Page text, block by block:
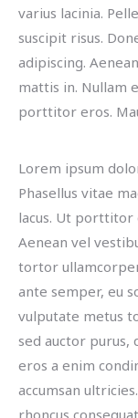
varius lacinia.
suscipit risus.
adipiscing.
mattis in. Nullam
porttitor eros.
Lorem ipsum
Phasellus vitae
lacus. Ut porttitor
Aenean vel
tortor
ante semper, eu
vulputate metus
sed auctor purus,
eros a enim
accumsan
rhoncus